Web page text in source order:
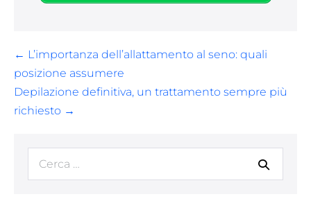
Navigazione
articoli
← L’importanza dell’allattamento al seno: quali
posizione assumere
Depilazione definitiva, un trattamento sempre più
richiesto →
Cerca